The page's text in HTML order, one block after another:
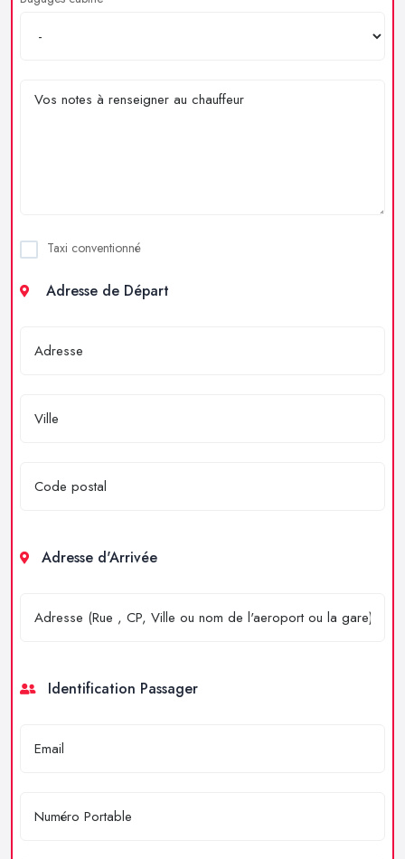
Taxi conventionné
Adresse de Départ
Adresse d'Arrivée
Identification Passager